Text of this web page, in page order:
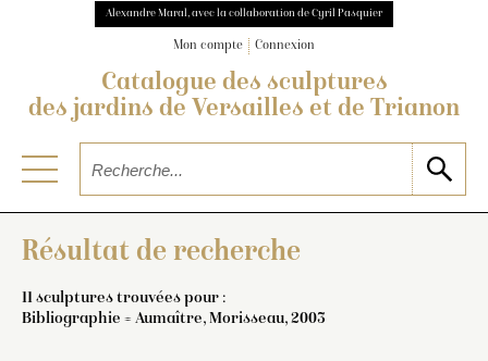
Alexandre Maral, avec la collaboration de Cyril Pasquier
Mon compte Connexion
Catalogue des sculptures
des jardins de Versailles et de Trianon
Résultat de recherche
11 sculptures trouvées pour :
Bibliographie = Aumaître, Morisseau, 2003